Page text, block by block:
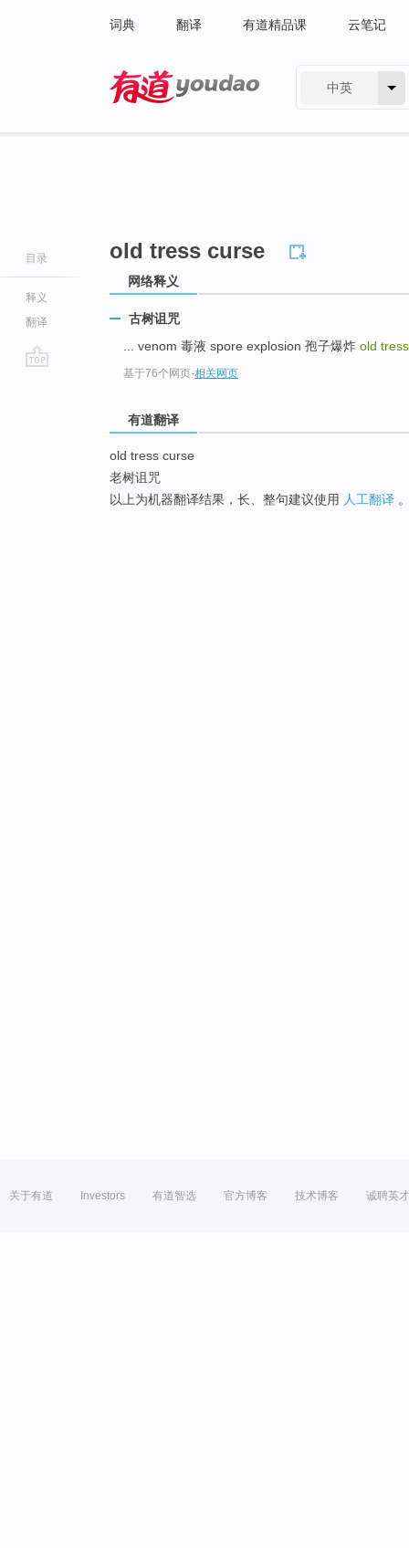
词典 翻译 有道精品课 云笔记
中英
目录
释义
翻译
old tress curse
网络释义
古树诅咒
... venom 毒液 spore explosion 孢子爆炸 old
基于76个网页-相关网页
有道翻译
old tress curse
老树诅咒
以上为机器翻译结果，长、整句建议使用 人工翻译
关于有道 Investors 有道智选 官方博客 技术博客 诚聘英才